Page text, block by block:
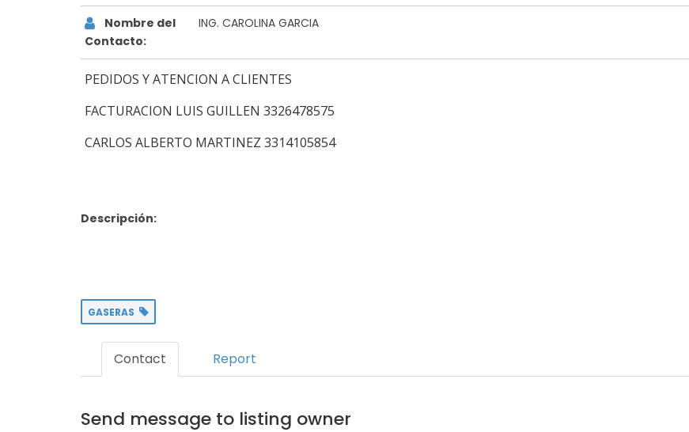
Nombre del
Contacto:
ING. CAROLINA GARCIA
PEDIDOS Y ATENCION A CLIENTES
FACTURACION LUIS GUILLEN 3326478575
CARLOS ALBERTO MARTINEZ 3314105854
Descripción:
GASERAS
Contact Report
Send message to listing owner